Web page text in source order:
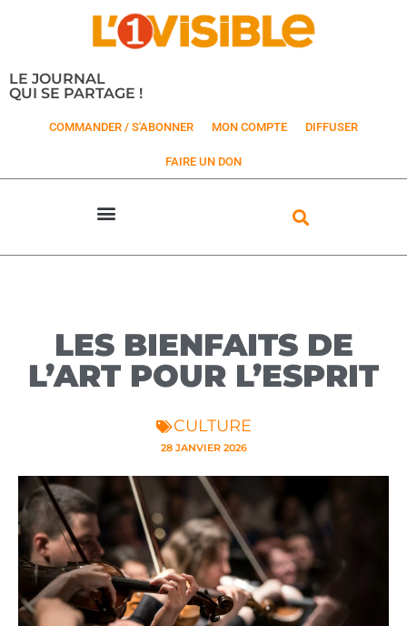
LE JOURNAL
QUI SE PARTAGE !
COMMANDER / S'ABONNER MON COMPTE DIFFUSER
FAIRE UN DON
LES BIENFAITS DE
L’ART POUR L’ESPRIT
CULTURE
28 JANVIER 2026